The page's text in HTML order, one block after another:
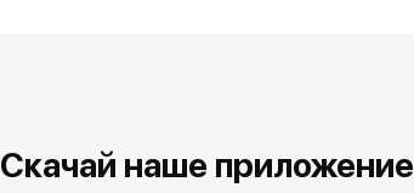
Скачай наше приложение